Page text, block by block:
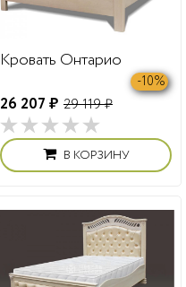
Кровать Онтарио
26 207 ₽ 29 119 ₽
-10%
В КОРЗИНУ